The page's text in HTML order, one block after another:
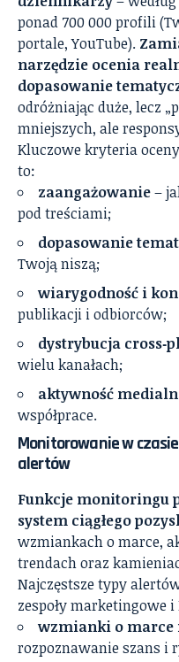
ponad 700 000 profili
portale, YouTube).
narzędzie ocenia
dopasowanie
odróżniając duże, lecz
mniejszych, ale
Kluczowe kryteria
to:
zaangażowanie–
pod treściami;
dopasowanie
Twoją niszą;
wiarygodność i
publikacji i odbiorców;
dystrybucja
wielu kanałach;
aktywność
współprace.
Monitorowanie w
alertów
Funkcje monitoringu
system ciągłego
wzmiankach o marce,
trendach oraz
Najczęstsze typy
zespoły marketingowe i
wzmianki o marce
rozpoznawanie szans i